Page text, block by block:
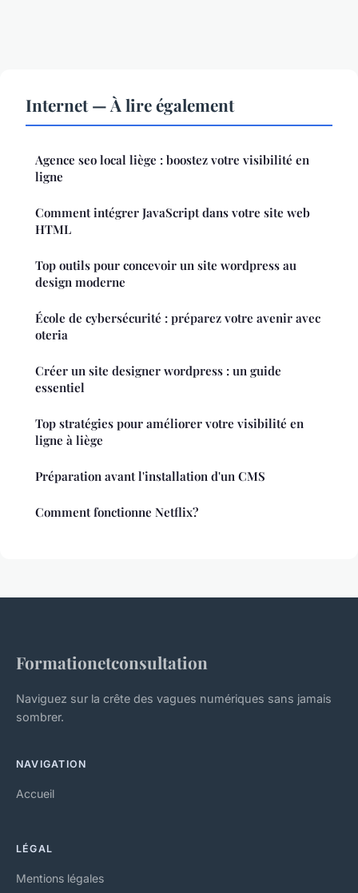
Internet — À lire également
Agence seo local liège : boostez votre visibilité en
ligne
Comment intégrer JavaScript dans votre site web
HTML
Top outils pour concevoir un site wordpress au
design moderne
École de cybersécurité : préparez votre avenir avec
oteria
Créer un site designer wordpress : un guide
essentiel
Top stratégies pour améliorer votre visibilité en
ligne à liège
Préparation avant l'installation d'un CMS
Comment fonctionne Netflix?
Formationetconsultation
Naviguez sur la crête des vagues numériques sans jamais
sombrer.
NAVIGATION
Accueil
LÉGAL
Mentions légales